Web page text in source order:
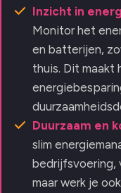
Inzicht in
Monitor het
en batterijen,
thuis. Dit maakt
Duurzaam en
slim
bedrijfsvoering,
maar werk je